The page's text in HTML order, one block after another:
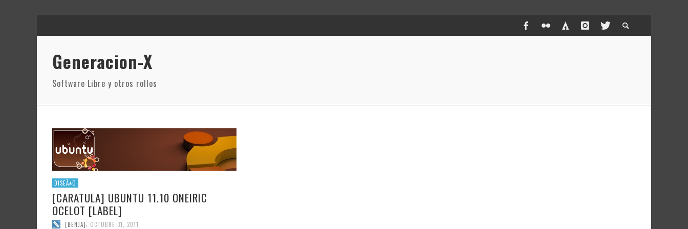
Generacion-X
Software Libre y otros rollos
DISEÃ±O
[CARATULA] UBUNTU 11.10 ONEIRIC
OCELOT [LABEL]
[BENJA], OCTUBRE 31, 2011